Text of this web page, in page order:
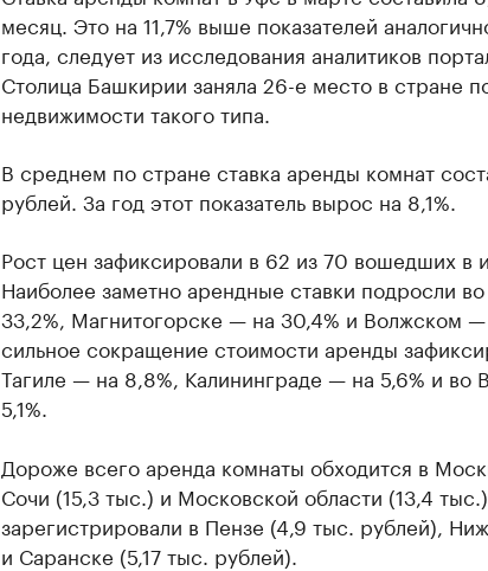
месяц. Это на 11,7% выше показателей
года, следует из исследования аналитиков
Столица Башкирии заняла 26-е место в стране
недвижимости такого типа.
В среднем по стране ставка аренды комнат
рублей. За год этот показатель вырос на 8,1%.
Рост цен зафиксировали в 62 из 70 вошедших в
Наиболее заметно арендные ставки подросли
33,2%, Магнитогорске — на 30,4% и Волжском
сильное сокращение стоимости аренды
Тагиле — на 8,8%, Калининграде — на 5,6% и во
5,1%.
Дороже всего аренда комнаты обходится в
Сочи (15,3 тыс.) и Московской области (13,4
зарегистрировали в Пензе (4,9 тыс. рублей),
и Саранске (5,17 тыс. рублей).